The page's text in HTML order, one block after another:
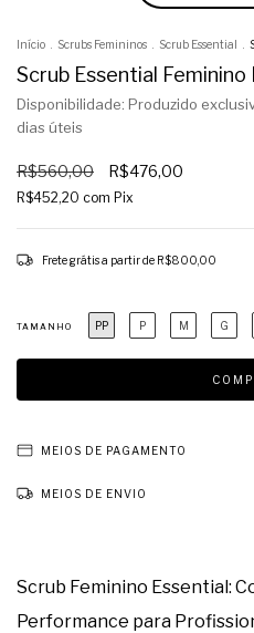
Início Scrubs Femininos Scrub Essential
Scrub Essential Feminino
Disponibilidade: Produzido
dias úteis
R$560,00 R$476,00
R$452,20 com Pix
Frete grátisa partir de R$800,00
TAMANHO PP P M G
MEIOS DE PAGAMENTO
MEIOS DE ENVIO
Scrub Feminino Essential:
Performance para